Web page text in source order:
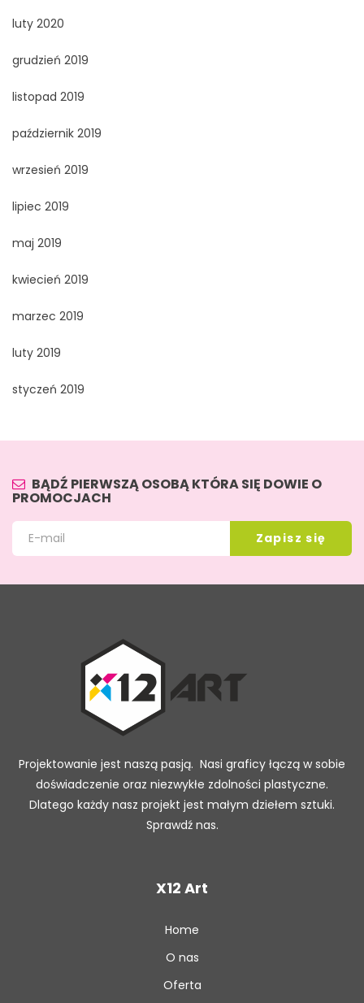
luty 2020
grudzień 2019
listopad 2019
październik 2019
wrzesień 2019
lipiec 2019
maj 2019
kwiecień 2019
marzec 2019
luty 2019
styczeń 2019
BĄDŹ PIERWSZĄ OSOBĄ KTÓRA SIĘ DOWIE O
PROMOCJACH
Projektowanie jest naszą pasją. Nasi graficy łączą w sobie
doświadczenie oraz niezwykłe zdolności plastyczne.
Dlatego każdy nasz projekt jest małym dziełem sztuki.
Sprawdź nas.
X12 Art
Home
O nas
Oferta